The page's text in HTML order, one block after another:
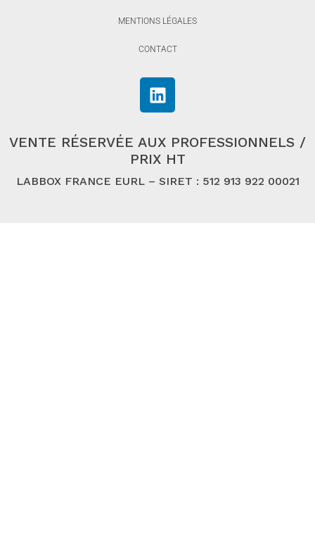
MENTIONS LÉGALES
CONTACT
VENTE RÉSERVÉE AUX PROFESSIONNELS /
PRIX HT
LABBOX FRANCE EURL – SIRET : 512 913 922 00021